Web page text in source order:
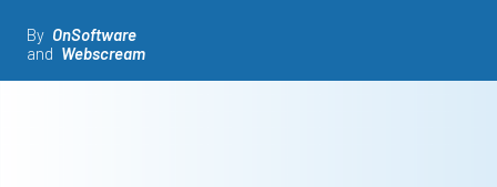
By OnSoftware
and Webscream